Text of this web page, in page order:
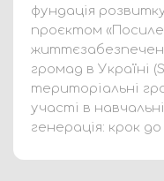
фундація
проєктом
громад в Україні
територіальні
участі в
генерація: крок до